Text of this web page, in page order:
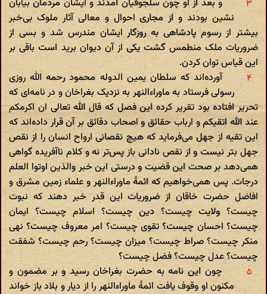
و بعد از او چون سلجوقیان آمدند و ایشان مردمان بیابان
نشین بودند و از مجاری احوال و معالی آثار ملوک بی‌خبر
بیشتر از رسوم پادشاهی به روزگار ایشان مندرس شد و بسی از
ضروریات ملک منطمس گشت یکی از آن دیوان برید است باقی بر
این قیاس توان کردن.
آورده‌اند که سلطان یمین الدوله محمود رحمه الله روزی
رسولی فرستاد به ماوراءالنهر به نزدیک بغراخان و در نامه‌ای که
تحریر افتاده بود تقریر کرده این فصل که قال الله تعالی ان اکرمکم
عند الله اتقیکم و ارباب حقائق و اصحاب دقائق بر آن قرار داده‌اند که
این تقیه از جهل می‌فرماید که هیچ نقصانی ارواح انسان را از نقص
جهل بتر نیست و از نقص نادانی باز پس‌تر نه و کلام ناآفریده گواهی
همی‌دهد بر صحت این قضیت و درستی این خبر والذین اوتوا العلم
درجات. پس همی‌خواهیم که ائمهٔ ماوراءالنهر و علماء زمین مشرق و
افاضل حضرت خاقان از ضروریات این قدر خبر دهند که نبوت
چیست؟ ولایت چیست؟ دین چیست؟ اسلام چیست؟ ایمان
چیست؟ احسان چیست؟ تقوی چیست؟ امر معروف چیست؟ نهی
منکر چیست؟ صراط چیست؟ میزان چیست؟ رحم چیست؟ شفقت
چیست؟ عدل چیست؟ فضل چیست؟
چون این نامه به حضرت بغراخان رسید و بر مضمون و
مکنون او وقوف یافت ائمهٔ ماوراءالنهر را از دیار و بلاد باز خواند